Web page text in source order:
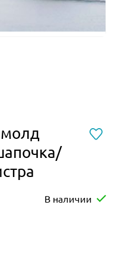
В наличии